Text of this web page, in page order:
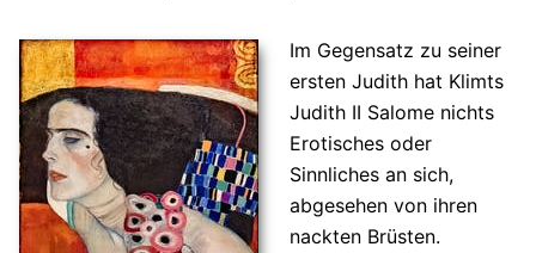
Im Gegensatz zu seiner
ersten Judith hat Klimts
Judith II Salome nichts
Erotisches oder
Sinnliches an sich,
abgesehen von ihren
nackten Brüsten.